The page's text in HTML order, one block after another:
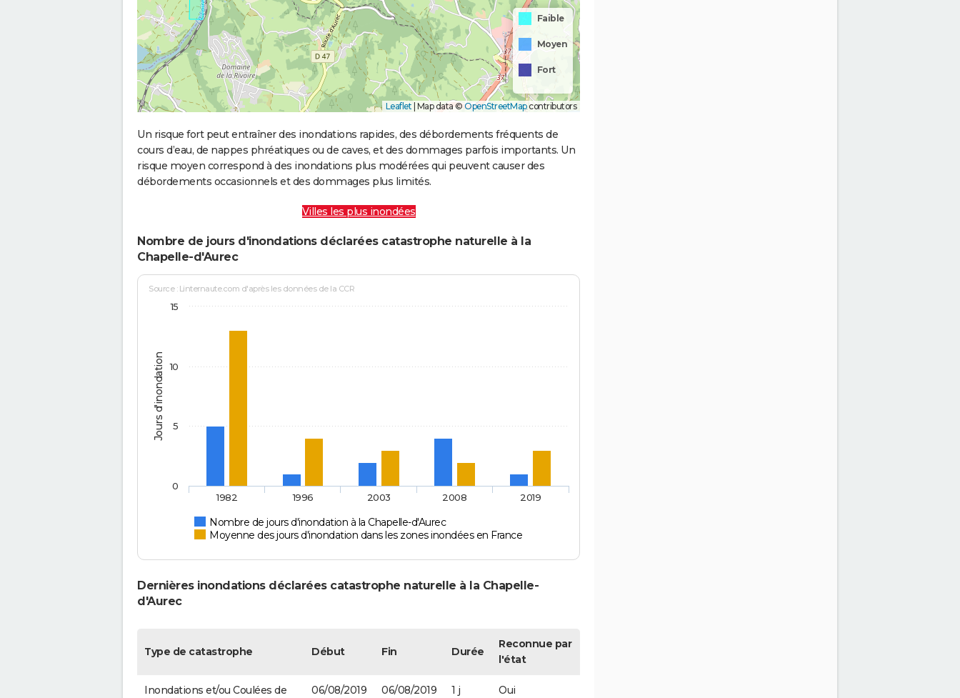
Faible
Moyen
Fort
Leaflet Map data ©OpenStreetMapcontributors
Un risque fort peut entraîner des inondations rapides, des débordements fréquents de
cours d’eau, de nappes phréatiques ou de caves, et des dommages parfois importants. Un
risque moyen correspond à des inondations plus modérées qui peuvent causer des
débordements occasionnels et des dommages plus limités.
Villes les plus inondées
Nombre de jours d'inondations déclarées catastrophe naturelle à la
Chapelle-d'Aurec
Jours d'inondation
Source : Linternaute.com d'après les données de la CCR
Nombre de jours d'inondation à la Chapelle-d'Aurec
Moyenne des jours d'inondation dans les zones inondées en France
1982 1996 2003 2008 2019
0
5
10
15
Dernières inondations déclarées catastrophe naturelle à la Chapelle-
d'Aurec
Type de catastrophe Début Fin Durée
Reconnue par
l'état
Inondations et/ou Coulées de
06/08/2019 06/08/2019 1 j Oui